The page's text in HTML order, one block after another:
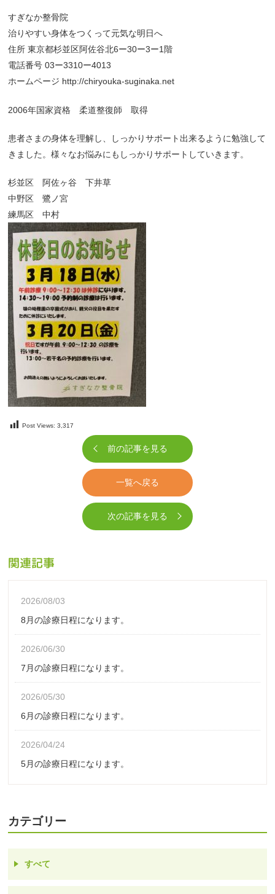
すぎなか整骨院
治りやすい身体をつくって元気な明日へ
住所 東京都杉並区阿佐谷北6ー30ー3ー1階
電話番号 03ー3310ー4013
ホームページ http://chiryouka-suginaka.net
2006年国家資格 柔道整復師 取得
患者さまの身体を理解し、しっかりサポート出来るように勉強して
きました。様々なお悩みにもしっかりサポートしていきます。
杉並区 阿佐ヶ谷 下井草
中野区 鷺ノ宮
練馬区 中村
Post Views: 3,317
前の記事を見る
一覧へ戻る
次の記事を見る
関連記事
2026/08/03
8月の診療日程になります。
2026/06/30
7月の診療日程になります。
2026/05/30
6月の診療日程になります。
2026/04/24
5月の診療日程になります。
カテゴリー
すべて